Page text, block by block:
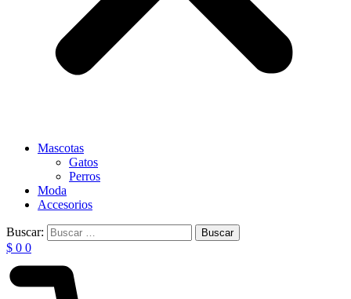
Mascotas
Gatos
Perros
Moda
Accesorios
Buscar:
$ 0 0